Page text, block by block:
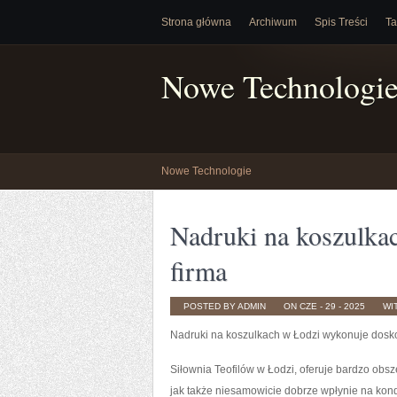
Strona główna Archiwum Spis Treści
Nowe
Nowe Technologie
Nadruki na
firma
POSTED BY ADMIN ON CZE - 29 - 2025
Nadruki na koszulkach w Łodzi wykonuje
Siłownia Teofilów w Łodzi, oferuje bardzo
jak także niesamowicie dobrze wpłynie na